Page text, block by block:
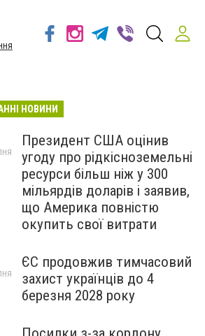
НОВИНИ
Президент США оцінив
угоду про рідкісноземельні
ресурси більш ніж у 300
мільярдів доларів і заявив,
що Америка повністю
окупить свої витрати
ЄС продовжив тимчасовий
захист українців до 4
березня 2028 року